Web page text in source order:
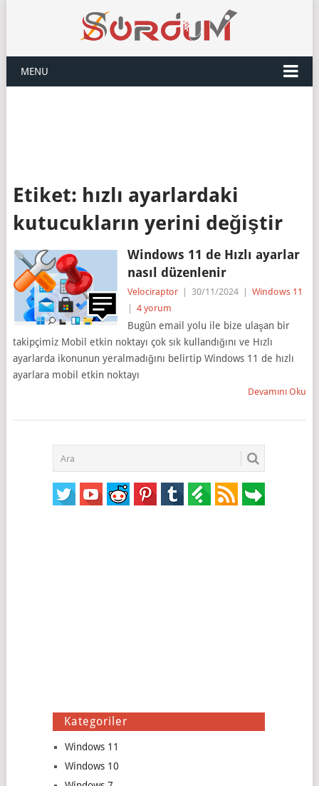
MENU
Etiket: hızlı ayarlardaki
kutucukların yerini değiştir
Windows 11 de Hızlı ayarlar
nasıl düzenlenir
Velociraptor 30/11/2024
Windows 11
4 yorum
Bugün email yolu ile bize ulaşan bir
takipçimiz Mobil etkin noktayı çok sık kullandığını ve Hızlı
ayarlarda ikonunun yeralmadığını belirtip Windows 11 de hızlı
ayarlara mobil etkin noktayı
Devamını Oku
Kategoriler
Windows 11
Windows 10